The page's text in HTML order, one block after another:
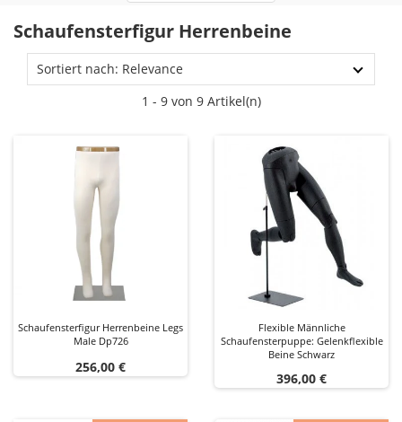
Schaufensterfigur Herrenbeine
Sortiert nach: Relevance
1 - 9 von 9 Artikel(n)
Schaufensterfigur Herrenbeine Legs
Male Dp726
Preis
256,00 €
Flexible Männliche
Schaufensterpuppe: Gelenkflexible
Beine Schwarz
Preis
396,00 €